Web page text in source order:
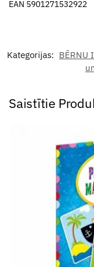
EAN 5901271532922
Kategorijas: BĒRNU
Saistītie